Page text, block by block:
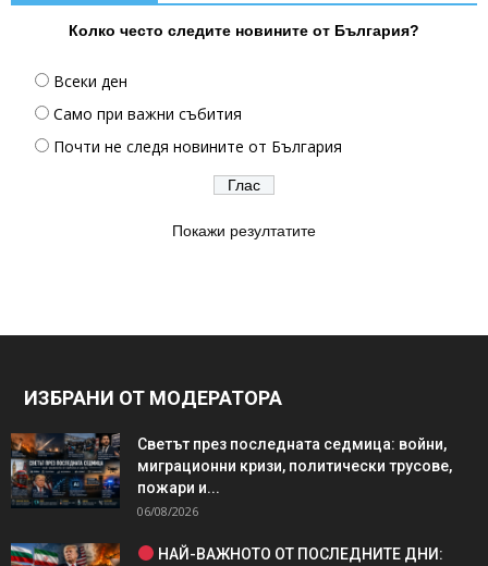
Колко често следите новините от България?
Всеки ден
Само при важни събития
Почти не следя новините от България
Покажи резултатите
ИЗБРАНИ ОТ МОДЕРАТОРА
Светът през последната седмица: войни,
миграционни кризи, политически трусове,
пожари и...
06/08/2026
НАЙ-ВАЖНОТО ОТ ПОСЛЕДНИТЕ ДНИ: